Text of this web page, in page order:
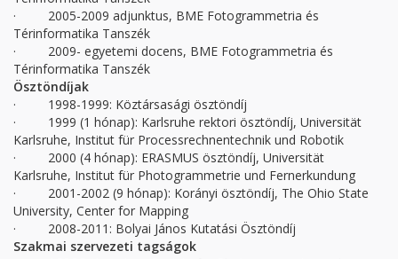
· 2005-2009 adjunktus, BME Fotogrammetria és
Térinformatika Tanszék
· 2009- egyetemi docens, BME Fotogrammetria és
Térinformatika Tanszék
Ösztöndíjak
· 1998-1999: Köztársasági ösztöndíj
· 1999 (1 hónap): Karlsruhe rektori ösztöndíj, Universität
Karlsruhe, Institut für Processrechnentechnik und Robotik
· 2000 (4 hónap): ERASMUS ösztöndíj, Universität
Karlsruhe, Institut für Photogrammetrie und Fernerkundung
· 2001-2002 (9 hónap): Korányi ösztöndíj, The Ohio State
University, Center for Mapping
· 2008-2011: Bolyai János Kutatási Ösztöndíj
Szakmai szervezeti tagságok